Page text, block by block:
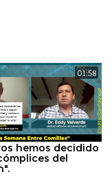
01:58
hemos decidido
del